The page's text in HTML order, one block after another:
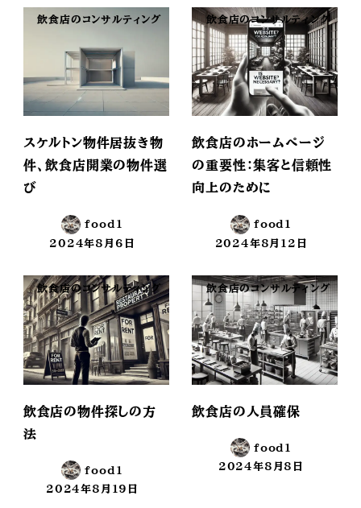
飲食店のコンサルティング
スケルトン物件居抜き物
件、飲食店開業の物件選
び
food1
2024年8月6日
飲食店のコンサルティング
飲食店のホームページ
の重要性：集客と信頼性
向上のために
food1
2024年8月12日
飲食店のコンサルティング
飲食店の物件探しの方
法
food1
2024年8月19日
飲食店のコンサルティング
飲食店の人員確保
food1
2024年8月8日